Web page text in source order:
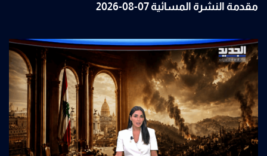
مقدمة النشرة المسائية 07-08-2026